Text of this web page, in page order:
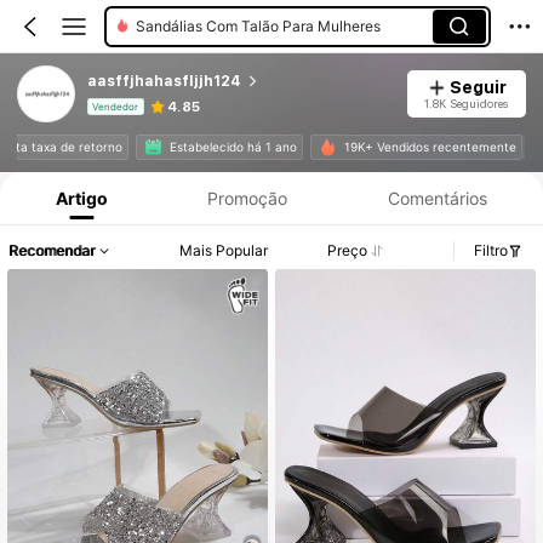
Sandálias Com Talão Para Mulheres
aasffjhahasfljjh124
Vendedor 4.85
Seguir
1.8K Seguidores
alta taxa de retorno Estabelecido há 1 ano 19K+ Vendidos recentemente
Informações do Produto: Divulgação de Preço, Vendas e Detalhes de Stock.
Artigo Promoção Comentários
Recomendar Mais Popular Preço Filtro